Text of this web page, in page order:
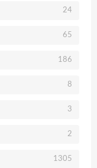
24
65
186
8
3
2
1305